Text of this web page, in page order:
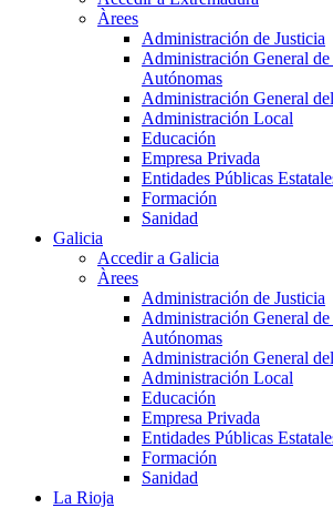
Àrees
Administración de Justicia
Administración General
Autónomas
Administración General
Administración Local
Educación
Empresa Privada
Entidades Públicas
Formación
Sanidad
Galicia
Accedir a Galicia
Àrees
Administración de Justicia
Administración General
Autónomas
Administración General
Administración Local
Educación
Empresa Privada
Entidades Públicas
Formación
Sanidad
La Rioja